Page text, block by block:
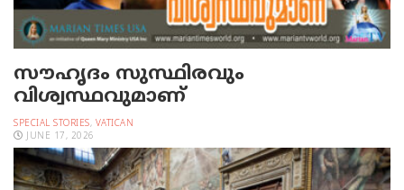
സൗഹൃദം സുസ്ഥിരവും
വിശ്വസ്ഥവുമാണ്
SPECIAL STORIES, VATICAN
JUNE 17, 2026